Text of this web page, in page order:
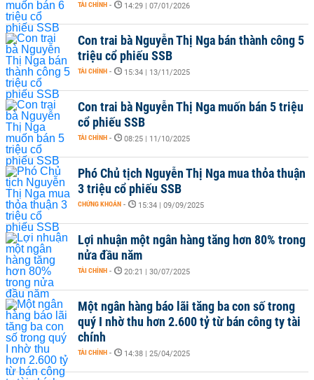
TÀI CHÍNH - 14:29 | 07/01/2026
Con trai bà Nguyễn Thị Nga bán thành công 5
triệu cổ phiếu SSB
TÀI CHÍNH - 15:34 | 13/11/2025
Con trai bà Nguyễn Thị Nga muốn bán 5 triệu
cổ phiếu SSB
TÀI CHÍNH - 08:25 | 11/10/2025
Phó Chủ tịch Nguyễn Thị Nga mua thỏa thuận
3 triệu cổ phiếu SSB
CHỨNG KHOÁN - 15:34 | 09/09/2025
Lợi nhuận một ngân hàng tăng hơn 80% trong
nửa đầu năm
TÀI CHÍNH - 20:21 | 30/07/2025
Một ngân hàng báo lãi tăng ba con số trong
quý I nhờ thu hơn 2.600 tỷ từ bán công ty tài
chính
TÀI CHÍNH - 14:38 | 25/04/2025